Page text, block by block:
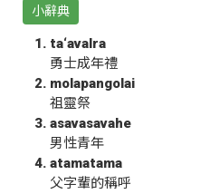
小辭典
ta‘avalra
勇士成年禮
molapangolai
祖靈祭
asavasavahe
男性青年
atamatama
父字輩的稱呼